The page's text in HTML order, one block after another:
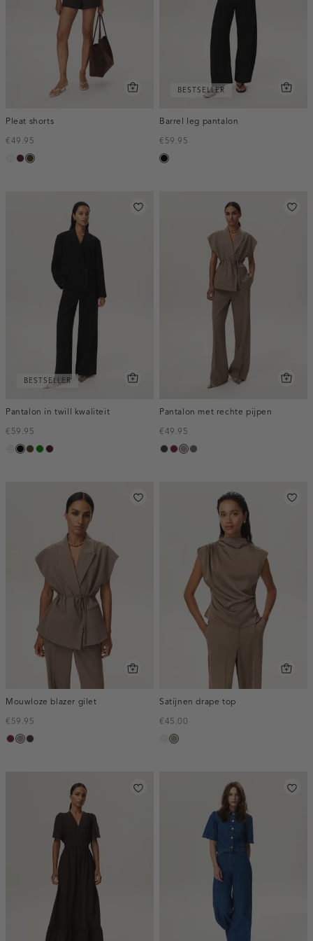
Pleat shorts
€49.95
creme,
pruim,
toffee
BESTSELLER
Barrel leg pantalon
€59.95
zwart
BESTSELLER
Pantalon in twill kwaliteit
€59.95
ecru
zwart
toffee
groenpruim,
Pantalon met rechte pijpen
€49.95
choco,
bordeaux,
taupe,
bruin
Mouwloze blazer gilet
€59.95
bordeaux,
taupe,
choco,
Satijnen drape top
€45.00
ecru
taupe,